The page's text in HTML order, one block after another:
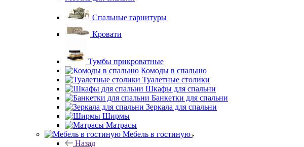
Спальные гарнитуры
Кровати
Тумбы прикроватные
Комоды в спальню
Туалетные столики
Шкафы для спальни
Банкетки для спальни
Зеркала для спальни
Ширмы
Матрасы
Мебель в гостиную
Назад